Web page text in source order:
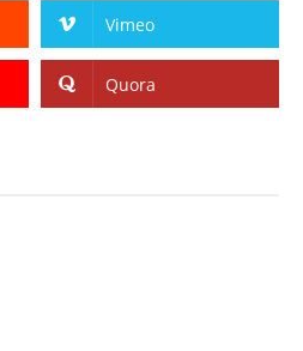
Vimeo
Quora